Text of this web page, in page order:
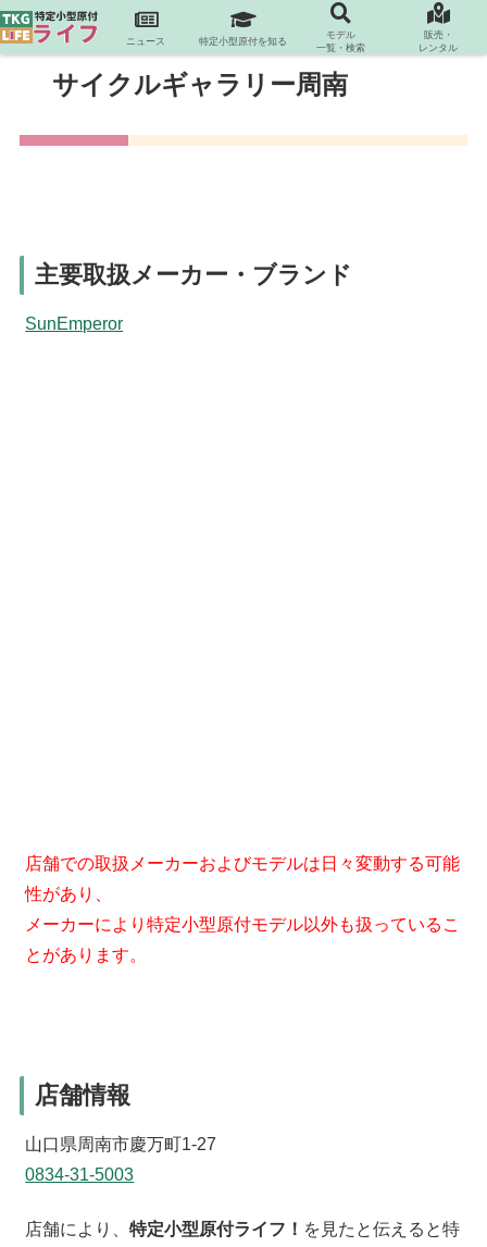
サイクルギャラリー周南
主要取扱メーカー・ブランド
SunEmperor
店舗での取扱メーカーおよびモデルは日々変動する可能
性があり、
メーカーにより特定小型原付モデル以外も扱っているこ
とがあります。
店舗情報
山口県周南市慶万町1-27
0834-31-5003
店舗により、特定小型原付ライフ！ を見たと伝えると特
ニュース 特定小型原付を知る
モデル
一覧・検索
販売・
レンタル